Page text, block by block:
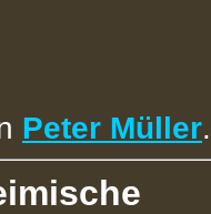
Peter Müller.